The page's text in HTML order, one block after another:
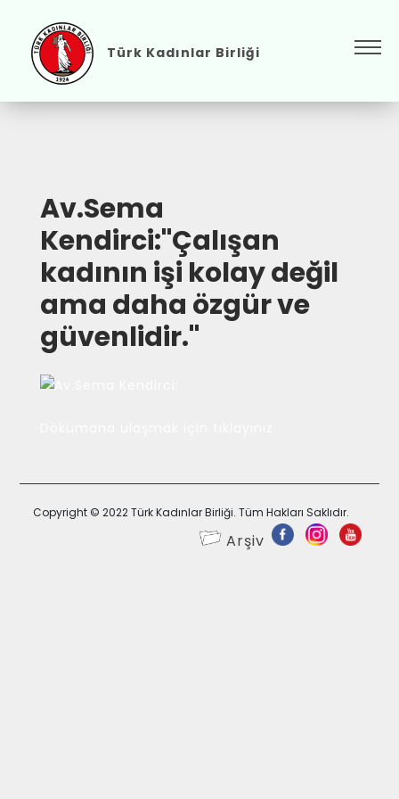
Türk Kadınlar Birliği
Av.Sema
Kendirci:"Çalışan
kadının işi kolay değil
ama daha özgür ve
güvenlidir."
Copyright © 2022 Türk Kadınlar Birliği. Tüm Hakları Saklıdır.
Arşiv